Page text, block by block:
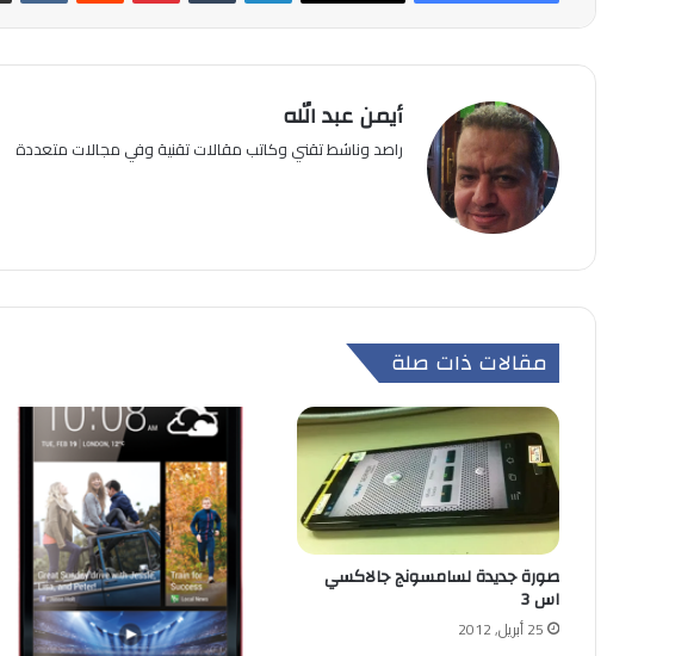
أيمن عبد الله
راصد وناشط تقني وكاتب مقالات تقنية وفي مجالات متعددة
مقالات ذات صلة
صورة جديدة لسامسونج جالاكسي
اس 3
25 أبريل, 2012